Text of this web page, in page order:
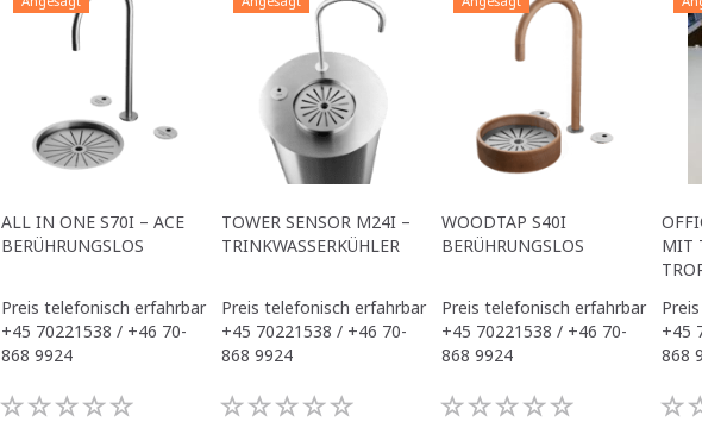
ALL IN ONE S70I – ACE
BERÜHRUNGSLOS
Preis telefonisch erfahrbar
+45 70221538 / +46 70-
868 9924
TOWER SENSOR M24I –
TRINKWASSERKÜHLER
Preis telefonisch erfahrbar
+45 70221538 / +46 70-
868 9924
WOODTAP S40I
BERÜHRUNGSLOS
Preis telefonisch erfahrbar
+45 70221538 / +46 70-
868 9924
MIT
+45
868